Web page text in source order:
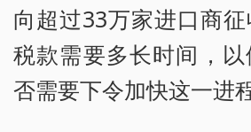
向超过33万家进口商
税款需要多长时间，
否需要下令加快这一进程